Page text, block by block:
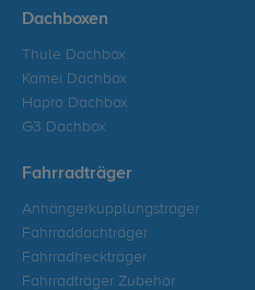
Dachboxen
Thule Dachbox
Kamei Dachbox
Hapro Dachbox
G3 Dachbox
Fahrradträger
Anhängerkupplungsträger
Fahrraddachträger
Fahrradheckträger
Fahrradträger Zubehör